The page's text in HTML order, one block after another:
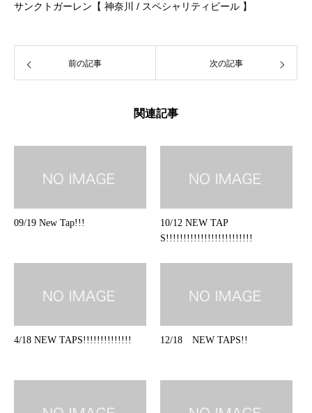
サンクトガーレン【 神奈川 / スペシャリティビール 】
前の記事 次の記事
関連記事
09/19 New Tap!!!
10/12 NEW TAP
S!!!!!!!!!!!!!!!!!!!!!!!!!
4/18 NEW TAPS!!!!!!!!!!!!!! 12/18 NEW TAPS!!